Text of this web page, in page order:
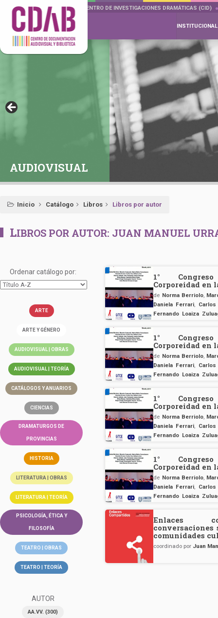
DOCUMENTA DRAMÁTICAS CENTRO DE INVESTIGACIONES DRAMÁTICAS (CID)
INSTITUCIONAL
AUDIOVISUAL
Inicio Catálogo Libros Libros por autor
LIBROS POR AUTOR: JUAN MANUEL
Ordenar catálogo por:
ARTE
ARTE Y GÉNERO
AUDIOVISUAL | OBRAS
AUDIOVISUAL | TEORÍA
CATÁLOGOS Y ANUARIOS
CIENCIAS
DRAMATURGOS DE
PROVINCIAS
HISTORIA
LITERATURA | OBRAS
LITERATURA | TEORÍA
PSICOLOGÍA, ÉTICA Y
FILOSOFÍA
TEATRO | OBRAS
TEATRO | TEORÍA
AUTOR
AA.VV. (300)
1°
Corporeidad en
de Norma Berriolo,
Daniela Ferrari,
Fernando Loaiza
1°
Corporeidad en
de Norma Berriolo,
Daniela Ferrari,
Fernando Loaiza
1°
Corporeidad en
de Norma Berriolo,
Daniela Ferrari,
Fernando Loaiza
1°
Corporeidad en
de Norma Berriolo,
Daniela Ferrari,
Fernando Loaiza
Enlaces
conversaciones
comunidades
coordinado por Juan